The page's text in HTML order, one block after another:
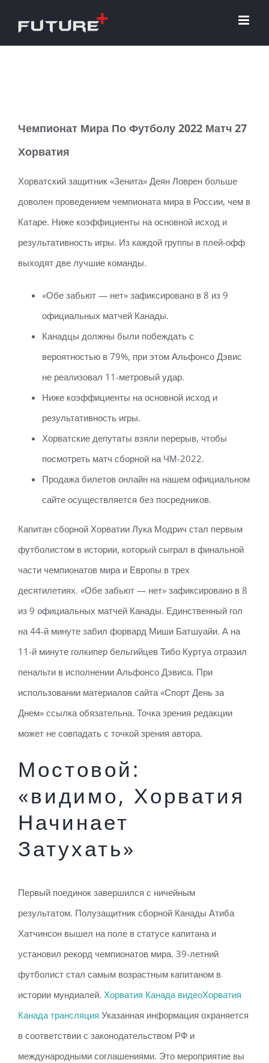
Чемпионат Мира По Футболу 2022 Матч 27
Хорватия
Хорватский защитник «Зенита» Деян Ловрен больше
доволен проведением чемпионата мира в России, чем в
Катаре. Ниже коэффициенты на основной исход и
результативность игры. Из каждой группы в плей-офф
выходят две лучшие команды.
«Обе забьют — нет» зафиксировано в 8 из 9
официальных матчей Канады.
Канадцы должны были побеждать с
вероятностью в 79%, при этом Альфонсо Дэвис
не реализовал 11-метровый удар.
Ниже коэффициенты на основной исход и
результативность игры.
Хорватские депутаты взяли перерыв, чтобы
посмотреть матч сборной на ЧМ-2022.
Продажа билетов онлайн на нашем официальном
сайте осуществляется без посредников.
Капитан сборной Хорватии Лука Модрич стал первым
футболистом в истории, который сыграл в финальной
части чемпионатов мира и Европы в трех
десятилетиях. «Обе забьют — нет» зафиксировано в 8
из 9 официальных матчей Канады. Единственный гол
на 44-й минуте забил форвард Миши Батшуайи. А на
11-й минуте голкипер бельгийцев Тибо Куртуа отразил
пенальти в исполнении Альфонсо Дэвиса. При
использовании материалов сайта «Спорт День за
Днем» ссылка обязательна. Точка зрения редакции
может не совпадать с точкой зрения автора.
Мостовой:
«видимо, Хорватия
Начинает
Затухать»
Первый поединок завершился с ничейным
результатом. Полузащитник сборной Канады Атиба
Хатчинсон вышел на поле в статусе капитана и
установил рекорд чемпионатов мира. 39-летний
футболист стал самым возрастным капитаном в
истории мундиалей. Хорватия Канада видеоХорватия
Канада трансляция Указанная информация охраняется
в соответствии с законодательством РФ и
международными соглашениями. Это мероприятие вы